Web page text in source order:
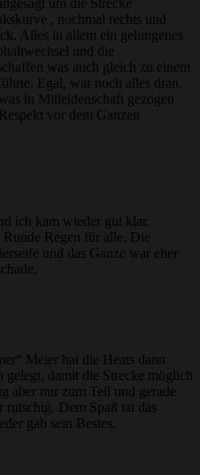
um die Strecke
, nochmal rechts und
Alles in allem ein gelungenes
und die
was auch gleich zu einem
Egal, war noch alles dran.
in Mitleidenschaft gezogen
vor dem Ganzen
ich kam wieder gut klar.
Runde Regen für alle. Die
und das Ganze war eher
Meier hat die Heats dann
damit die Strecke möglich
aber nur zum Teil und gerade
rutschig. Dem Spaß tat das
gab sein Bestes.